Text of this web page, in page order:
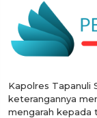
Kapolres Tapanuli
keterangannya
mengarah kepada